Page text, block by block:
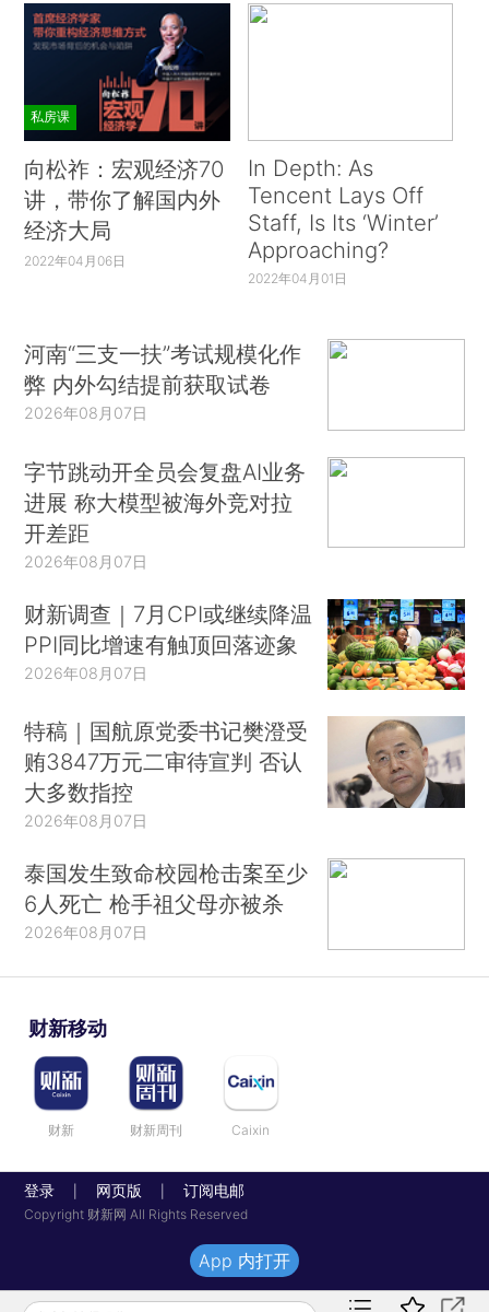
私房课
向松祚：宏观经济70
讲，带你了解国内外
经济大局
2022年04月06日
In Depth: As
Tencent Lays Off
Staff, Is Its ‘Winter’
Approaching?
2022年04月01日
河南“三支一扶”考试规模化作
弊 内外勾结提前获取试卷
2026年08月07日
字节跳动开全员会复盘AI业务
进展 称大模型被海外竞对拉
开差距
2026年08月07日
财新调查｜7月CPI或继续降温
PPI同比增速有触顶回落迹象
2026年08月07日
特稿｜国航原党委书记樊澄受
贿3847万元二审待宣判 否认
大多数指控
2026年08月07日
泰国发生致命校园枪击案至少
6人死亡 枪手祖父母亦被杀
2026年08月07日
财新移动
财新 财新周刊 Caixin
登录 网页版 订阅电邮
Copyright 财新网 All Rights Reserved
App 内打开